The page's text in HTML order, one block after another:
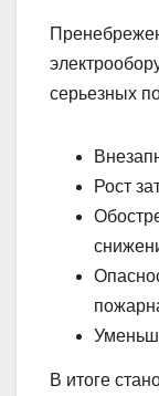
серьезных
Рост
В итоге